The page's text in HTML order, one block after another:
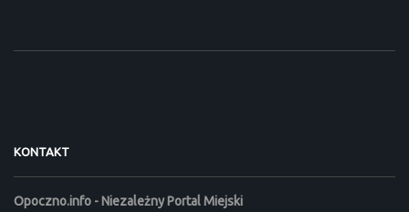
KONTAKT
Opoczno.info - Niezależny Portal Miejski